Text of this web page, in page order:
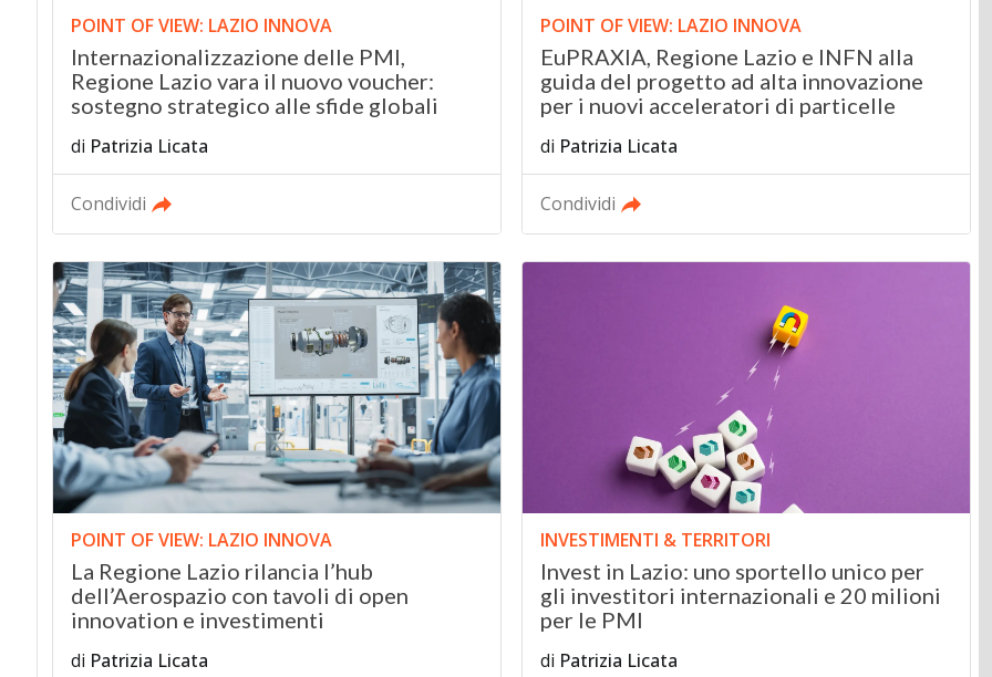
POINT OF VIEW: LAZIO INNOVA
Internazionalizzazione delle PMI,
Regione Lazio vara il nuovo voucher:
sostegno strategico alle sfide globali
di Patrizia Licata
Condividi
POINT OF VIEW: LAZIO INNOVA
EuPRAXIA, Regione Lazio e INFN alla
guida del progetto ad alta innovazione
per i nuovi acceleratori di particelle
di Patrizia Licata
Condividi
POINT OF VIEW: LAZIO INNOVA
La Regione Lazio rilancia l’hub
dell’Aerospazio con tavoli di open
innovation e investimenti
di Patrizia Licata
INVESTIMENTI & TERRITORI
Invest in Lazio: uno sportello unico per
gli investitori internazionali e 20 milioni
per le PMI
di Patrizia Licata